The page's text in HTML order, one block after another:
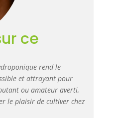
tomates, les
MINUTERIE
】Avec la
à
automatique,
chaque jour
Il existe des
ce
rend le
et attrayant pour
ou amateur averti,
le plaisir de cultiver chez